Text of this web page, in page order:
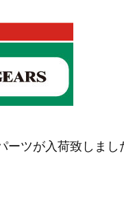
ーツが入荷致しまし